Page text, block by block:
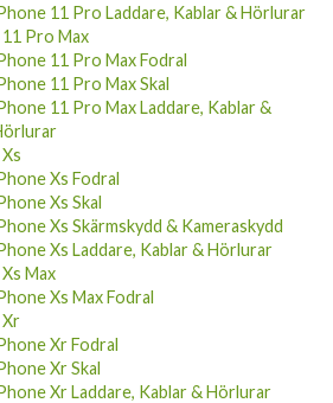
11 Pro Laddare, Kablar & Hörlurar
Pro Max
11 Pro Max Fodral
11 Pro Max Skal
11 Pro Max Laddare, Kablar &
Xs Fodral
Xs Skal
Xs Skärmskydd & Kameraskydd
Xs Laddare, Kablar & Hörlurar
Max
Xs Max Fodral
Xr Fodral
Xr Skal
Xr Laddare, Kablar & Hörlurar